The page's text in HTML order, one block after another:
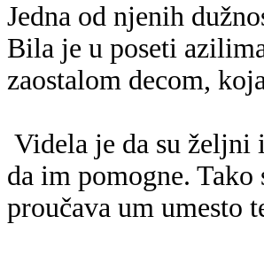
Jedna od njenih
Bila je u poseti
zaostalom decom,
Videla je da su željni
da im pomogne.
proučava um umesto